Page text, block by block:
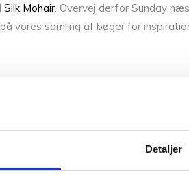
Detaljer
Silk Mohair. Overvej derfor Sunday
vores samling af bøger for
f.eks. på håndvaskeprogram.